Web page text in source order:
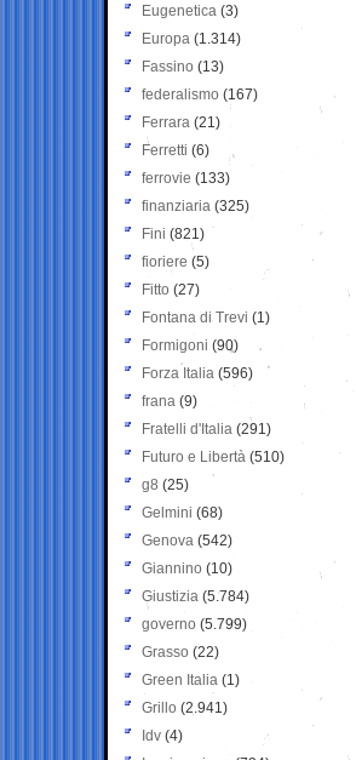
Eugenetica (3)
Europa (1.314)
Fassino (13)
federalismo (167)
Ferrara (21)
Ferretti (6)
ferrovie (133)
finanziaria (325)
Fini (821)
fioriere (5)
Fitto (27)
Fontana di Trevi (1)
Formigoni (90)
Forza Italia (596)
frana (9)
Fratelli d'Italia (291)
Futuro e Libertà (510)
g8 (25)
Gelmini (68)
Genova (542)
Giannino (10)
Giustizia (5.784)
governo (5.799)
Grasso (22)
Green Italia (1)
Grillo (2.941)
Idv (4)